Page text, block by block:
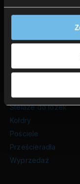
Bestsellery
Strefa TEMPUR®
Stelaże do łóżek
Kołdry
Pościele
Prześcieradła
Wyprzedaż